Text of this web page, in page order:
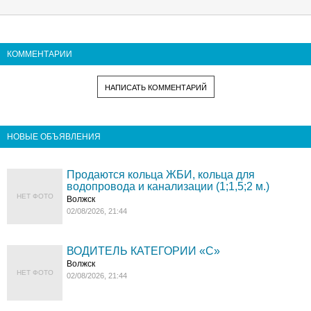
КОММЕНТАРИИ
НАПИСАТЬ КОММЕНТАРИЙ
НОВЫЕ ОБЪЯВЛЕНИЯ
НЕТ ФОТО
Продаются кольца ЖБИ, кольца для
водопровода и канализации (1;1,5;2 м.)
Волжск
02/08/2026, 21:44
НЕТ ФОТО
ВОДИТЕЛЬ КАТЕГОРИИ «C»
Волжск
02/08/2026, 21:44